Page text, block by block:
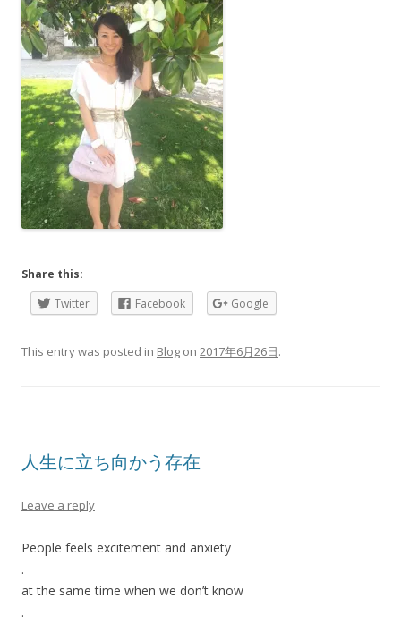
Share this:
Twitter
Facebook Google
This entry was posted in Blog on 2017年6月26日.
人生に立ち向かう存在
Leave a reply
People feels excitement and anxiety
.
at the same time when we don’t know
.